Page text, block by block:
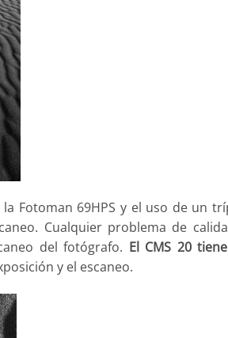
Fotoman 69HPS y el uso de un
Cualquier problema de
del fotógrafo. El CMS 20
y el escaneo.